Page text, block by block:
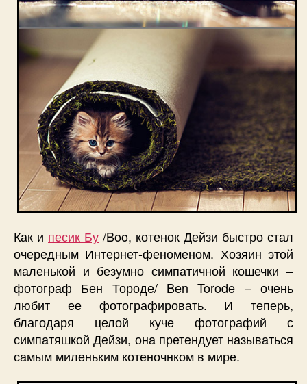
Как и песик Бу /Boo, котенок Дейзи быстро стал
очередным Интернет-феноменом. Хозяин этой
маленькой и безумно симпатичной кошечки –
фотограф Бен Тороде/ Ben Torode – очень
любит ее фотографировать. И теперь,
благодаря целой куче фотографий с
симпатяшкой Дейзи, она претендует называться
самым миленьким котеночнком в мире.